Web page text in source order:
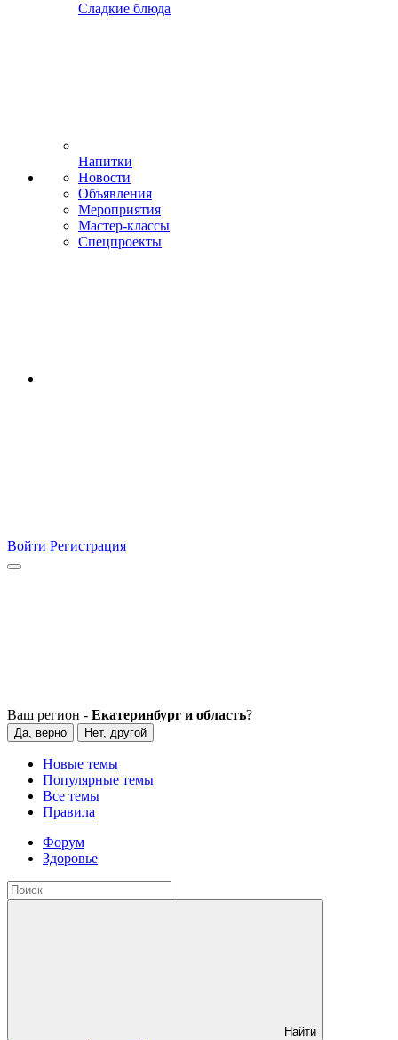
Сладкие блюда
Напитки
Новости
Объявления
Мероприятия
Мастер-классы
Спецпроекты
Войти Регистрация
Ваш регион - Екатеринбург и область?
Да, верно Нет, другой
Новые темы
Популярные темы
Все темы
Правила
Форум
Здоровье
Найти